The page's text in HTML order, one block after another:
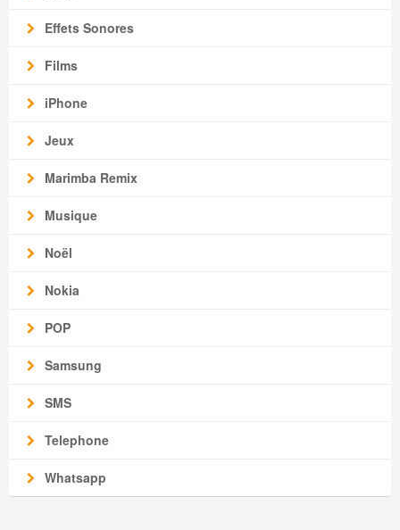
Effets Sonores
Films
iPhone
Jeux
Marimba Remix
Musique
Noël
Nokia
POP
Samsung
SMS
Telephone
Whatsapp